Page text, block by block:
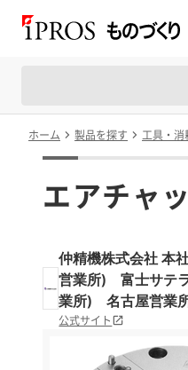
ホーム 製品を探す 工具・消
エアチャ
仲精機株式会社 本
営業所) 富士サテ
業所) 名古屋営業
公式サイト